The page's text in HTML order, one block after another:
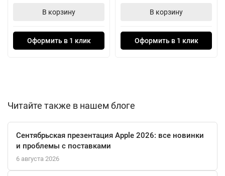
который удобно хранить и брать с собой в поездки. Это делает
Dyson Hairstyler Airwrap HS05 Lite Long не только
В корзину
Оформить в 1 клик
В корзину
Оформить в 1 клик
Читайте также в нашем блоге
Сентябрьская презентация Apple 2026: все новинки
и проблемы с поставками
6 августа 2026